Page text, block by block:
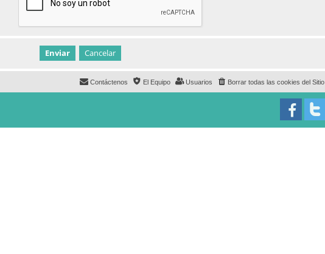
Borrar todas las cookies del Sitio
Usuarios
El Equipo
Contáctenos